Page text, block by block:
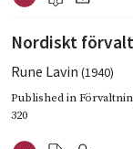
Nordiskt
Rune Lavin (1940)
Published in
320